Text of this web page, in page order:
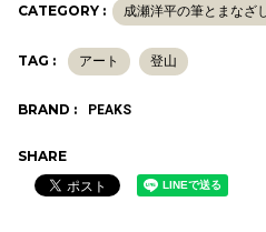
CATEGORY : 成瀬洋平の筆とまなざ
TAG : アート 登山
BRAND : PEAKS
SHARE